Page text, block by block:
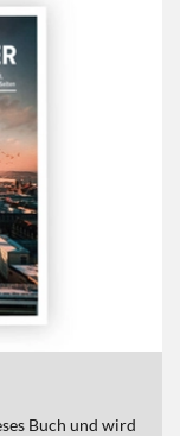
Buch und wird